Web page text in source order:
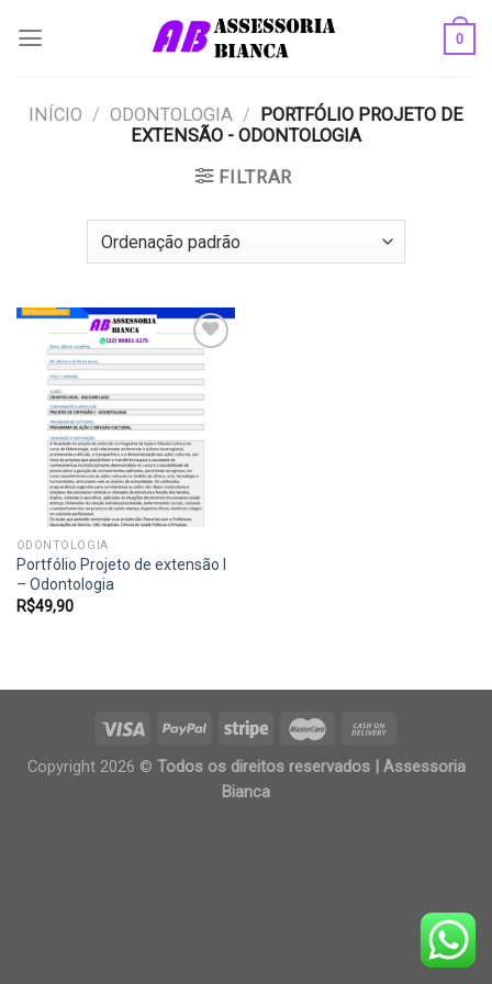
0
INÍCIO / ODONTOLOGIA / PORTFÓLIO PROJETO DE
EXTENSÃO - ODONTOLOGIA
FILTRAR
Add to
wishlist
ODONTOLOGIA
Portfólio Projeto de extensão I
– Odontologia
R$49,90
Copyright 2026 © Todos os direitos reservados | Assessoria
Bianca